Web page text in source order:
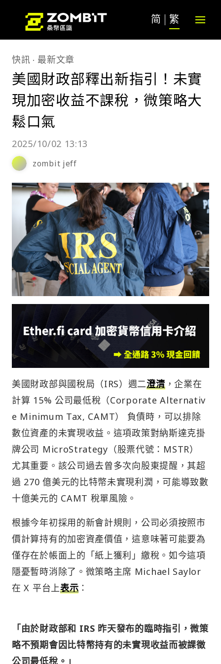
简 繁
快訊 最新文章
美國財政部釋出新指引！未實
現加密收益不課稅，微策略大
鬆口氣
2025/10/02 13:13
zombit jeff
美國財政部與國稅局（IRS）週二澄清，企業在
計算 15% 公司最低稅（Corporate Alternativ
e Minimum Tax, CAMT） 負債時，可以排除
數位資產的未實現收益。這項政策對納斯達克掛
牌公司 MicroStrategy（股票代號：MSTR）
尤其重要。該公司過去曾多次向股東提醒，其超
過 270 億美元的比特幣未實現利潤，可能導致數
十億美元的 CAMT 稅單風險。
根據今年初採用的新會計規則，公司必須按照市
價計算持有的加密資產價值，這意味著可能要為
僅存在於帳面上的「紙上獲利」繳稅。如今這項
隱憂暫時消除了。微策略主席 Michael Saylor
在 X 平台上表示 ：
「由於財政部和 IRS 昨天發布的臨時指引，微策
略不預期會因比特幣持有的未實現收益而被課徵
公司最低稅。」